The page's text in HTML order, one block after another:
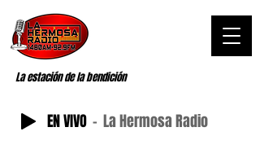
EN VIVO La Hermosa Radio
La estación de la bendición